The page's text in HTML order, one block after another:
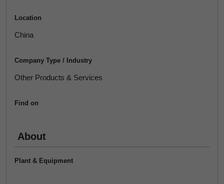
Location
China
Company Type / Industry
Other Products & Services
Find on
About
Plant & Equipment